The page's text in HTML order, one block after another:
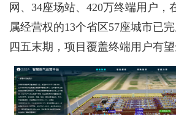
网、34座场站、420万终端用户，
属经营权的13个省区57座城市已
四五末期，项目覆盖终端用户有望